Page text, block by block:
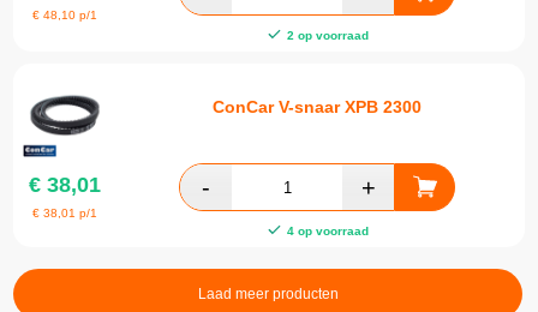
€48,10 p/1
2 op voorraad
ConCar V-snaar XPB 2300
€ 38,01
€38,01 p/1
4 op voorraad
Laad meer producten